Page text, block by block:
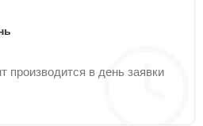
производится в день заявки